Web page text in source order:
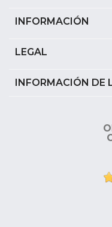
INFORMACIÓN
LEGAL
INFORMACIÓN DE